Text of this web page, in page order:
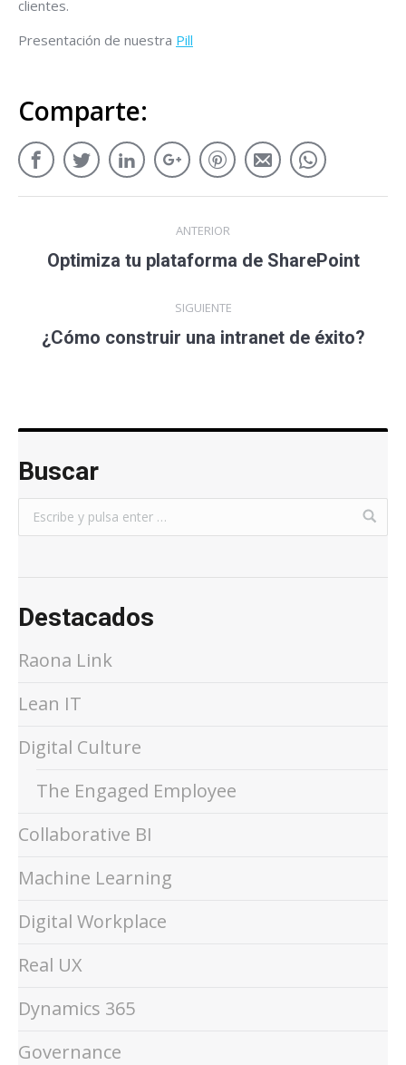
clientes.
Presentación de nuestra Pill
Comparte:
ANTERIOR
Optimiza tu plataforma de SharePoint
SIGUIENTE
¿Cómo construir una intranet de éxito?
Buscar
Destacados
Raona Link
Lean IT
Digital Culture
The Engaged Employee
Collaborative BI
Machine Learning
Digital Workplace
Real UX
Dynamics 365
Governance